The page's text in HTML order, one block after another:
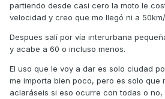
partiendo desde casi cero la moto le
velocidad y creo que mo llegó ni a
Despues salí por vía interurbana
y acabe a 60 o incluso menos.
El uso que le voy a dar es solo ciudad
me importa bien poco, pero es solo que
aclaráseis si eso ocurre con todas o